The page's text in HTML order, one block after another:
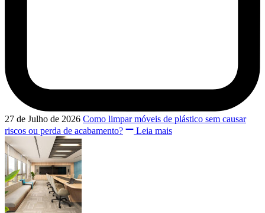
27 de Julho de 2026 Como limpar móveis de plástico sem causar
riscos ou perda de acabamento?
Leia mais